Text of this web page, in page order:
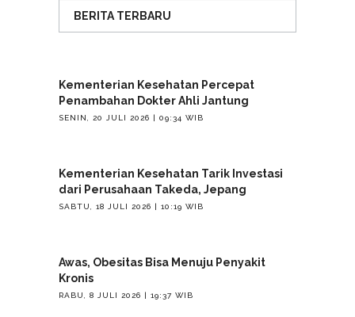
BERITA TERBARU
Kementerian Kesehatan Percepat
Penambahan Dokter Ahli Jantung
SENIN, 20 JULI 2026 | 09:34 WIB
Kementerian Kesehatan Tarik Investasi
dari Perusahaan Takeda, Jepang
SABTU, 18 JULI 2026 | 10:19 WIB
Awas, Obesitas Bisa Menuju Penyakit
Kronis
RABU, 8 JULI 2026 | 19:37 WIB